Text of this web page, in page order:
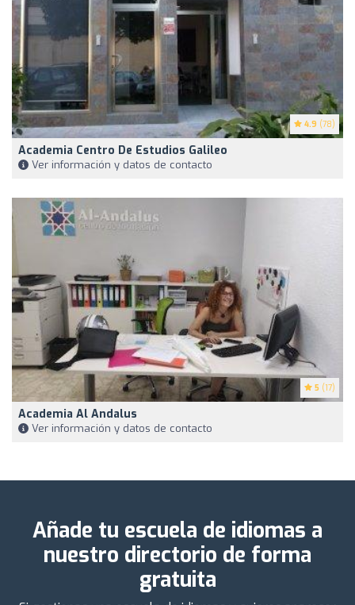
4.9 (78)
Academia Centro De Estudios Galileo
Ver información y datos de contacto
5 (17)
Academia Al Andalus
Ver información y datos de contacto
Añade tu escuela de idiomas a
nuestro directorio de forma
gratuita